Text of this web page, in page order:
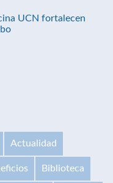
UCN fortalecen
Actualidad
Biblioteca